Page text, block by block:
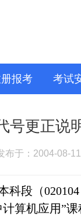
报考 考试
号更正说
布于：2004-08-11
科段（020104
计算机应用”